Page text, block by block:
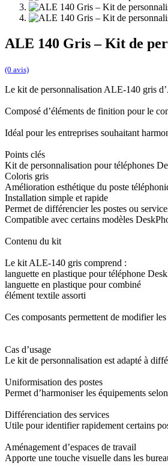
ALE 140 Gris – Kit de
(0 avis)
Le kit de personnalisation ALE-140 gris
Composé d’éléments de finition pour le
Idéal pour les entreprises souhaitant
Points clés
Kit de personnalisation pour téléphones
Coloris gris
Amélioration esthétique du poste
Installation simple et rapide
Permet de différencier les postes ou
Compatible avec certains modèles
Contenu du kit
Le kit ALE-140 gris comprend :
languette en plastique pour téléphone
languette en plastique pour combiné
élément textile assorti
Ces composants permettent de modifier
Cas d’usage
Le kit de personnalisation est adapté à
Uniformisation des postes
Permet d’harmoniser les équipements
Différenciation des services
Utile pour identifier rapidement certains
Aménagement d’espaces de travail
Apporte une touche visuelle dans les